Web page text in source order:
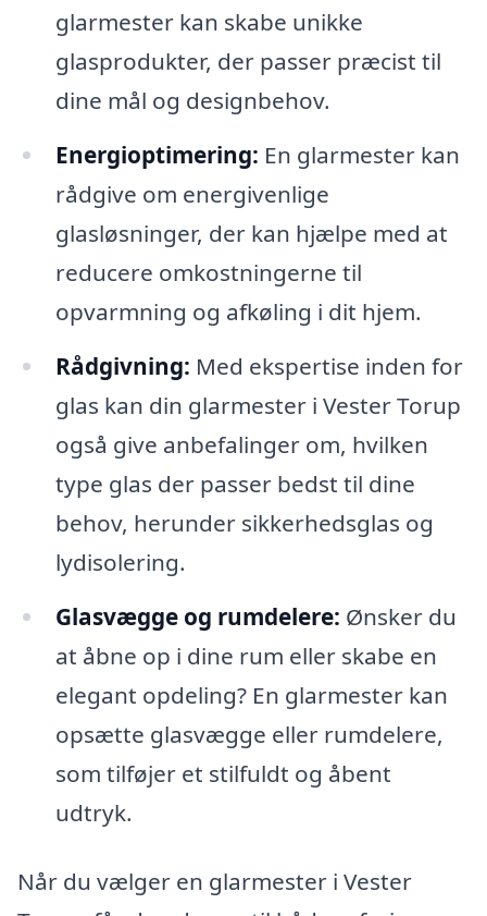
glarmester kan skabe unikke
glasprodukter, der passer præcist til
dine mål og designbehov.
Energioptimering: En glarmester kan
rådgive om energivenlige
glasløsninger, der kan hjælpe med at
reducere omkostningerne til
opvarmning og afkøling i dit hjem.
Rådgivning: Med ekspertise inden for
glas kan din glarmester i Vester Torup
også give anbefalinger om, hvilken
type glas der passer bedst til dine
behov, herunder sikkerhedsglas og
lydisolering.
Glasvægge og rumdelere: Ønsker du
at åbne op i dine rum eller skabe en
elegant opdeling? En glarmester kan
opsætte glasvægge eller rumdelere,
som tilføjer et stilfuldt og åbent
udtryk.
Når du vælger en glarmester i Vester